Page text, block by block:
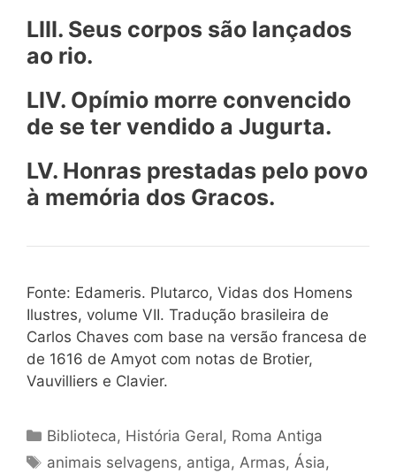
LIII. Seus corpos são lançados
ao rio.
LIV. Opímio morre convencido
de se ter vendido a Jugurta.
LV. Honras prestadas pelo povo
à memória dos Gracos.
Fonte: Edameris. Plutarco, Vidas dos Homens
Ilustres, volume VII. Tradução brasileira de
Carlos Chaves com base na versão francesa de
de 1616 de Amyot com notas de Brotier,
Vauvilliers e Clavier.
Categorias
Biblioteca, História Geral, Roma Antiga
Tags
animais selvagens, antiga,Armas,Ásia,